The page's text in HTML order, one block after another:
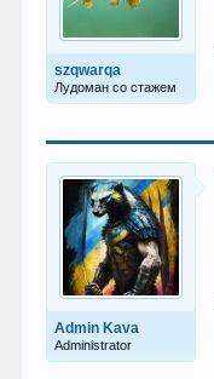
szqwarqa
Лудоман со стажем
Admin Kava
Administrator